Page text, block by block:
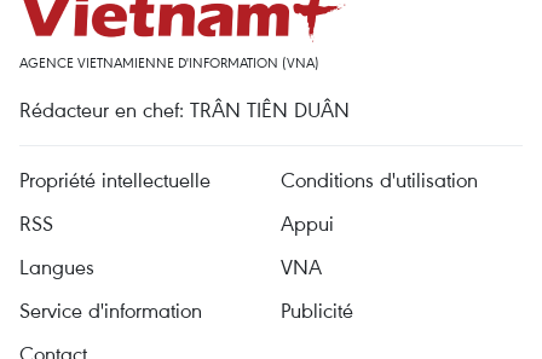
AGENCE VIETNAMIENNE D'INFORMATION (VNA)
Rédacteur en chef: TRÂN TIÊN DUÂN
Propriété intellectuelle
Conditions d'utilisation
RSS
Appui
Langues
VNA
Service d'information
Publicité